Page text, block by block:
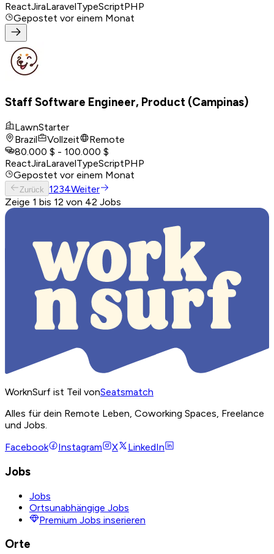
ReactJiraLaravelTypeScriptPHP
Gepostet vor einem Monat
Staff Software Engineer, Product (Campinas)
LawnStarter
Brazil
Vollzeit
Remote
80.000 $ - 100.000 $
ReactJiraLaravelTypeScriptPHP
Gepostet vor einem Monat
Zurück 1234Weiter
Zeige 1 bis 12 von 42 Jobs
WorknSurf ist Teil vonSeatsmatch
Alles für dein Remote Leben, Coworking Spaces, Freelance
und Jobs.
Facebook
Instagram X LinkedIn
Jobs
Jobs
Ortsunabhängige Jobs
Premium Jobs inserieren
Orte